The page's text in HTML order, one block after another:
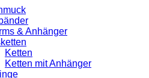
& Anhänger
Ketten
Ketten mit Anhänger